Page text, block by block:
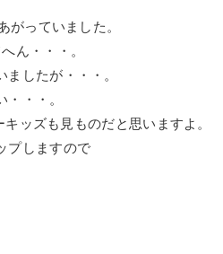
っていました。
ん・・・。
したが・・・。
・・。
ッズも見ものだと思いますよ。
プしますので